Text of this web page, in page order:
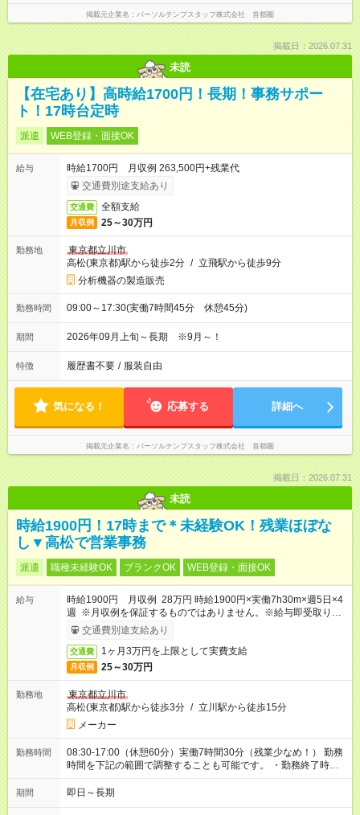
掲載元企業名 パーソルテンプスタッフ株式会社 首都圏
掲載日：2026.07.31
未読
【在宅あり】高時給1700円！長期！事務サポー
ト！17時台定時
派遣 WEB登録・面接OK
給与
時給1700円 月収例 263,500円+残業代
交通費別途支給あり
交通費 全額支給
月収例 25～30万円
勤務地
東京都立川市
高松(東京都)駅から徒歩2分 / 立飛駅から徒歩9分
分析機器の製造販売
勤務時間 09:00～17:30(実働7時間45分 休憩45分)
期間 2026年09月上旬～長期 ※9月～！
特徴 履歴書不要 / 服装自由
気になる！ 応募する 詳細へ
掲載元企業名 パーソルテンプスタッフ株式会社 首都圏
掲載日：2026.07.31
未読
時給1900円！17時まで＊未経験OK！残業ほぼな
し▼高松で営業事務
派遣 職種未経験OK ブランクOK WEB登録・面接OK
給与
時給1900円 月収例 28万円 時給1900円×実働7h30m×週5日×4
週 ※月収例を保証するものではありません。※給与即受取りサ
ービス利用可（利用条件有）
交通費別途支給あり
交通費 1ヶ月3万円を上限として実費支給
月収例 25～30万円
勤務地
東京都立川市
高松(東京都)駅から徒歩3分 / 立川駅から徒歩15分
メーカー
勤務時間
08:30-17:00（休憩60分）実働7時間30分（残業少なめ！） 勤務
時間を下記の範囲で調整することも可能です。 ・勤務終了時
間 17:00～17:30 ・実働 07:30～08:00
期間 即日～長期